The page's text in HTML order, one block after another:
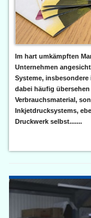
Im hart umkämpften
Unternehmen
Systeme,
dabei häufig
Verbrauchsmaterial,
Inkjetdrucksystems,
Druckwerk selbst.......